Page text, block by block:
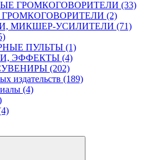
ГРОМКОГОВОРИТЕЛИ (33)
(2)
МИКШЕР-УСИЛИТЕЛИ (71)
ПУЛЬТЫ (1)
ЭФФЕКТЫ (4)
(202)
издательств (189)
(4)